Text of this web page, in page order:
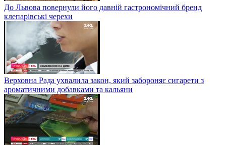
До Львова повернули його давній гастрономічний бренд
клепарівські черехи
Верховна Рада ухвалила закон, який забороняє сигарети з
ароматичними добавками та кальяни